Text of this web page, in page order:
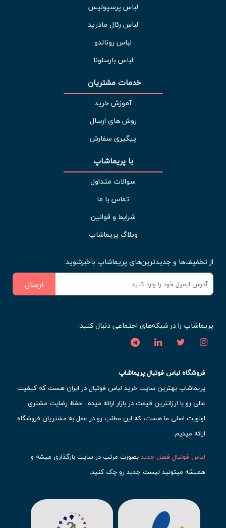
لباس پرسپولیس
لباس رئال مادرید
لباس رونالدو
لباس بارسلونا
خدمات مشتریان
آموزش خرید
روش های ارسال
پیگیری سفارش
با پریماشاپ
سوالات متداول
تماس با ما
شرایط و قوانین
وبلاگ پریماشاپ
از تخفیف‌ها و جدیدترین‌های پریماشاپ باخبرشوید:
ارسال
پریماشاپ را در شبکه‌های اجتماعی دنبال کنید:
فروشگاه لباس فوتبال پریماشاپ
پریماشاپ بهترین سایت خرید لباس فوتبال در ایران هست که کیفیت
عالی رو با ارزانترین قیمت در بازار ارائه میده . حفظ رضایت مشتری
اولویت اصلی ما هست، که این مطلب رو در عمل به مشتریان فروشگاه
ارائه میدیم.
لباس فوتبال فصل جدیدبصورت مرتب در سایت بارگذاری میشه و
همیشه میتونید لیست جدید رو چک کنید.
حتما مشاهده کنید که قطعا برای تیم های مطرح دنیای فوتبال، تعداد
بیشتری محصول موجود میشه. این مورد شامل
لباس رئال مادرید